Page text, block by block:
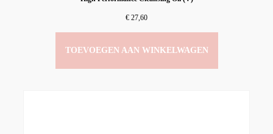
€ 27,60
TOEVOEGEN AAN WINKELWAGEN